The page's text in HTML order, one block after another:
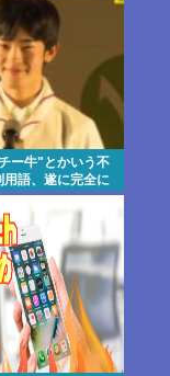
ー牛"とかいう不
語、遂に完全に
なくなる！www